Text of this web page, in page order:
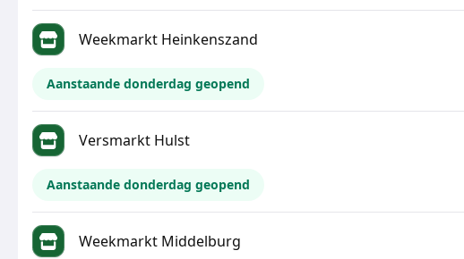
Weekmarkt Heinkenszand
Aanstaande donderdag geopend
Versmarkt Hulst
Aanstaande donderdag geopend
Weekmarkt Middelburg